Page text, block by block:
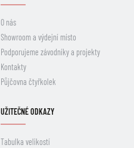
O nás
Showroom a výdejní místo
Podporujeme závodníky a projekty
Kontakty
Půjčovna čtyřkolek
UŽITEČNÉ ODKAZY
Tabulka velikostí